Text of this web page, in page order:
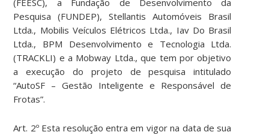
(FEESC), a Fundação de Desenvolvimento da
Pesquisa (FUNDEP), Stellantis Automóveis Brasil
Ltda., Mobilis Veículos Elétricos Ltda., Iav Do Brasil
Ltda., BPM Desenvolvimento e Tecnologia Ltda.
(TRACKLI) e a Mobway Ltda., que tem por objetivo
a execução do projeto de pesquisa intitulado
“AutoSF – Gestão Inteligente e Responsável de
Frotas”.
Art. 2º Esta resolução entra em vigor na data de sua